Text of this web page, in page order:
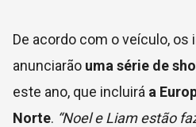
De acordo com o veículo, os
anunciarão uma série de
este ano, que incluirá a
Norte. “Noel e Liam estão